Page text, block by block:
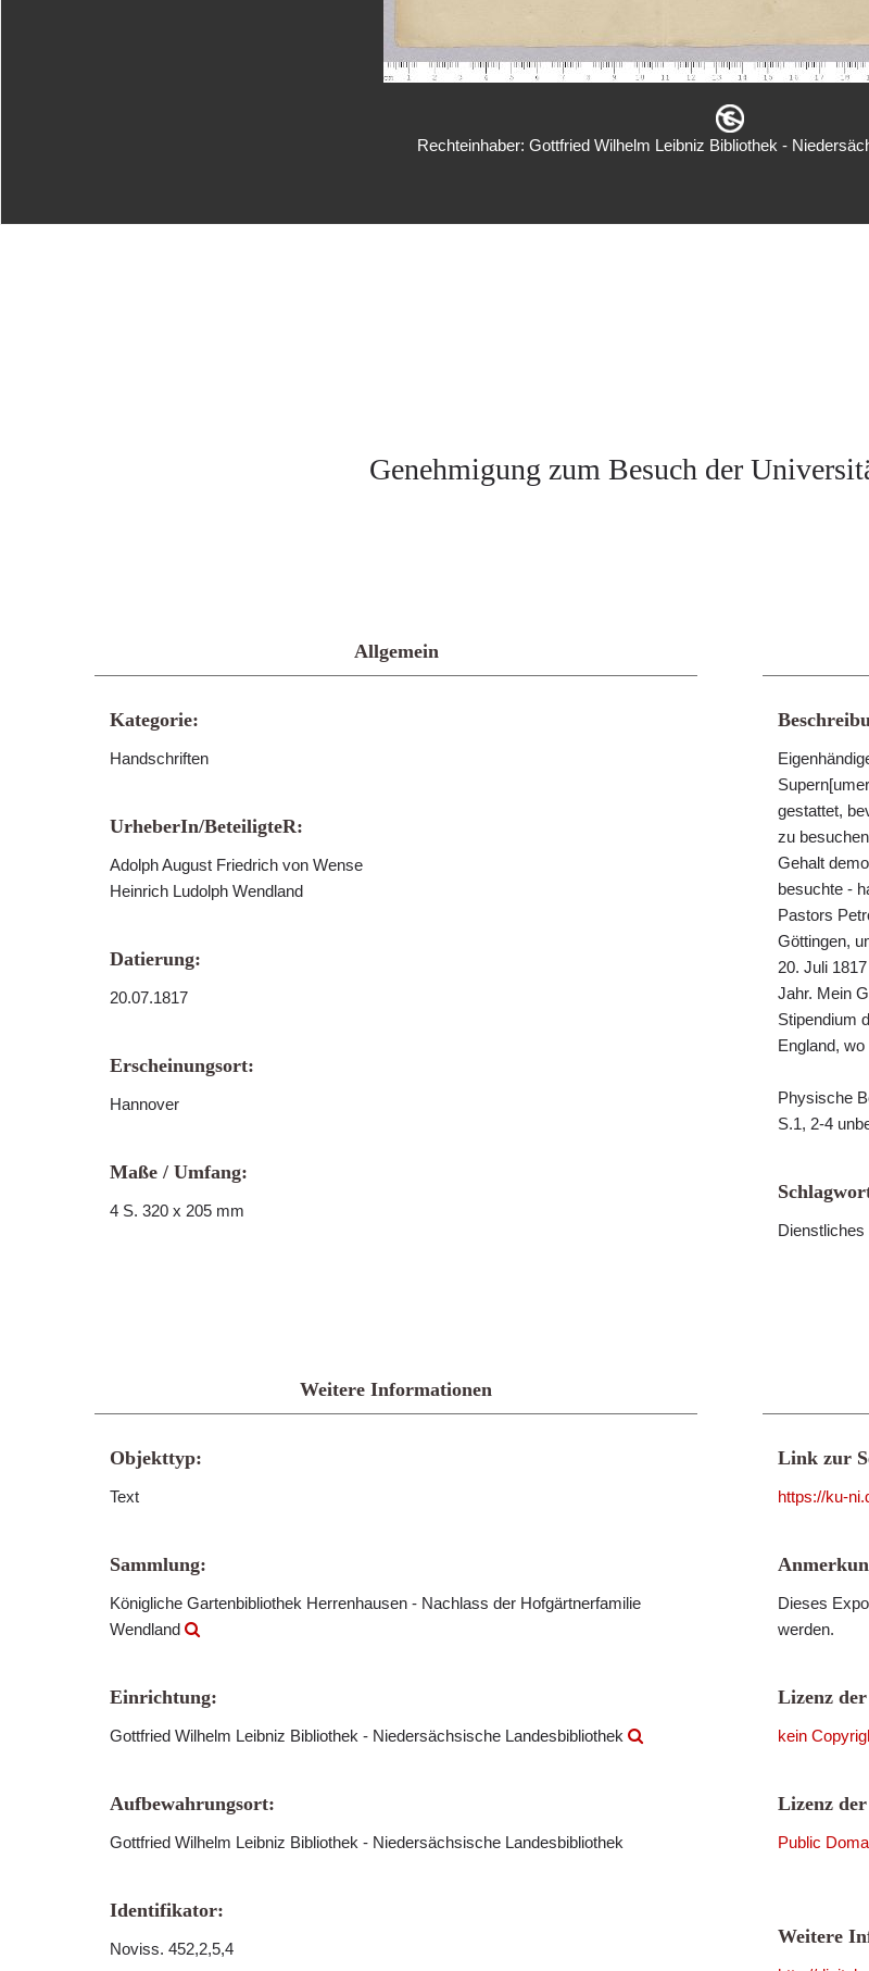
Rechteinhaber: Gottfried Wilhelm Leibniz Bibliothek -
Genehmigung zum Besuch der
Allgemein
Kategorie:
Handschriften
UrheberIn/BeteiligteR:
Adolph August Friedrich von Wense
Heinrich Ludolph Wendland
Datierung:
20.07.1817
Erscheinungsort:
Hannover
Maße / Umfang:
4 S. 320 x 205 mm
gestattet,
zu
Gehalt
besuchte -
Pastors
Göttingen,
20. Juli
Jahr. Mein
Stipendium
England,
Physische
S.1, 2-4
Weitere Informationen
Objekttyp:
Text
Sammlung:
Königliche Gartenbibliothek Herrenhausen - Nachlass der Hofgärtnerfamilie
Wendland
Einrichtung:
Gottfried Wilhelm Leibniz Bibliothek - Niedersächsische Landesbibliothek
Aufbewahrungsort:
Gottfried Wilhelm Leibniz Bibliothek - Niedersächsische Landesbibliothek
Identifikator:
Noviss. 452,2,5,4
Link zur
https://ku-
Dieses
werden.
Lizenz
kein
Lizenz
Public
Weitere